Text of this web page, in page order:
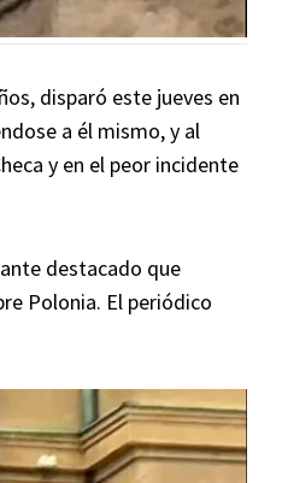
disparó este jueves en
a él mismo, y al
y en el peor incidente
destacado que
Polonia. El periódico